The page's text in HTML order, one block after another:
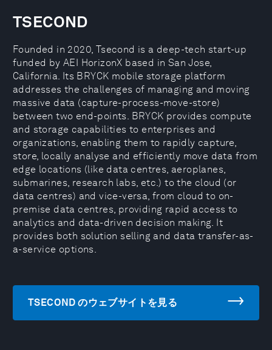
TSECOND
Founded in 2020, Tsecond is a deep-tech start-up
funded by AEI HorizonX based in San Jose,
California. Its BRYCK mobile storage platform
addresses the challenges of managing and moving
massive data (capture-process-move-store)
between two end-points. BRYCK provides compute
and storage capabilities to enterprises and
organizations, enabling them to rapidly capture,
store, locally analyse and efficiently move data from
edge locations (like data centres, aeroplanes,
submarines, research labs, etc.) to the cloud (or
data centres) and vice-versa, from cloud to on-
premise data centres, providing rapid access to
analytics and data-driven decision making. It
provides both solution selling and data transfer-as-
a-service options.
TSECOND のウェブサイトを見る